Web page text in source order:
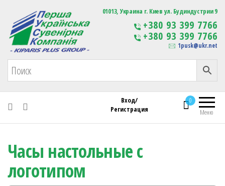
Первая Украинская Сувенирная Компания Изготовление
сувенирной продукции
с логотипом
01013, Украина г. Киев ул. Будиндустрии 9
+380 93 399 7766
+380 93 399 7766
1pusk@ukr.net
Меню
0
Вход/
Регистрация
Часы настольные с
логотипом